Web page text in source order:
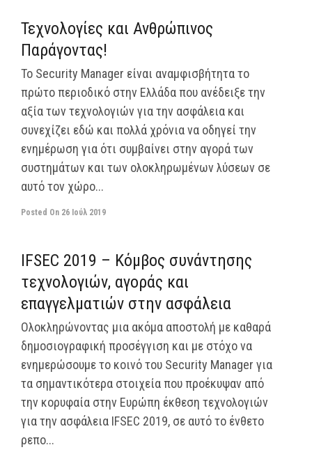
Τεχνολογίες και Ανθρώπινος
Παράγοντας!
Το Security Manager είναι αναμφισβήτητα το
πρώτο περιοδικό στην Ελλάδα που ανέδειξε την
αξία των τεχνολογιών για την ασφάλεια και
συνεχίζει εδώ και πολλά χρόνια να οδηγεί την
ενημέρωση για ότι συμβαίνει στην αγορά των
συστημάτων και των ολοκληρωμένων λύσεων σε
αυτό τον χώρο...
Posted On 26 Ιούλ 2019
IFSEC 2019 – Κόμβος συνάντησης
τεχνολογιών, αγοράς και
επαγγελματιών στην ασφάλεια
Ολοκληρώνοντας μια ακόμα αποστολή με καθαρά
δημοσιογραφική προσέγγιση και με στόχο να
ενημερώσουμε το κοινό του Security Manager για
τα σημαντικότερα στοιχεία που προέκυψαν από
την κορυφαία στην Ευρώπη έκθεση τεχνολογιών
για την ασφάλεια IFSEC 2019, σε αυτό το ένθετο
ρεπο...